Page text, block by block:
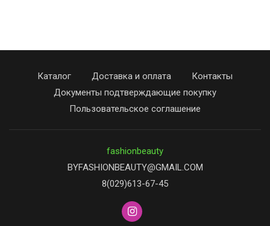
Каталог Доставка и оплата
Контакты
Документы подтверждающие покупку
Пользовательское соглашение
fashionbeauty
BYFASHIONBEAUTY@GMAIL.COM
8(029)613-67-45